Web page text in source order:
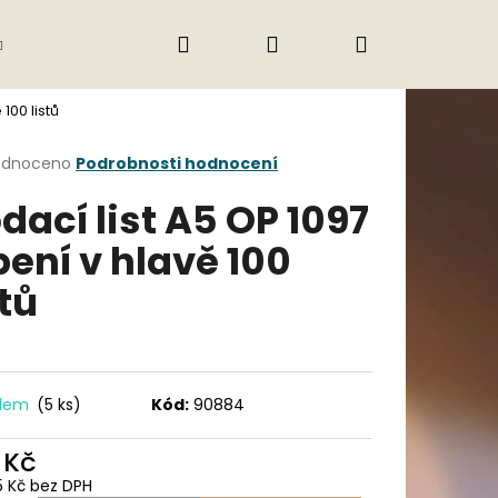
Obchodní podmínky
Přihlášení
listů
Podrobnosti hodnocení
list A5 OP 1097
v hlavě 100
(5 ks) Kód: 90884
Kč
Kč bez DPH
Následující